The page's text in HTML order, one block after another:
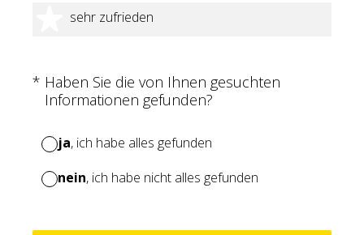
sehr zufrieden
5 Sterne
* Haben Sie die von Ihnen gesuchten
Informationen gefunden?
(Erforderlich.)
ja, ich habe alles gefunden
nein, ich habe nicht alles gefunden